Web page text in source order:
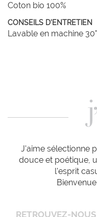
Coton bio 100%
CONSEILS D'ENTRETIEN
Lavable en machine 30°
J'aime sélectionne
douce et poétique,
l'esprit
RETROUVEZ-